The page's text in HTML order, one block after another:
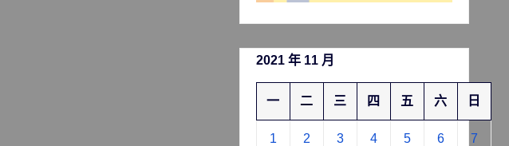
2021 年 11 月
一 二 三 四 五 六 日
1 2 3 4 5 6 7